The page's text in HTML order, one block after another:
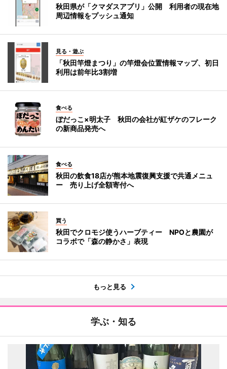
秋田県が「クマダスアプリ」公開 利用者の現在地
周辺情報をプッシュ通知
見る・遊ぶ
「秋田竿燈まつり」の竿燈会位置情報マップ、初日
利用は前年比3割増
食べる
ぼだっこ×明太子 秋田の会社が紅ザケのフレーク
の新商品発売へ
食べる
秋田の飲食18店が熊本地震復興支援で共通メニュ
ー 売り上げ全額寄付へ
買う
秋田でクロモジ使うハーブティー NPOと農園が
コラボで「森の静かさ」表現
もっと見る
学ぶ・知る